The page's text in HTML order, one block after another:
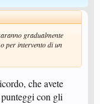
gradualmente
per intervento di un
che avete
con gli